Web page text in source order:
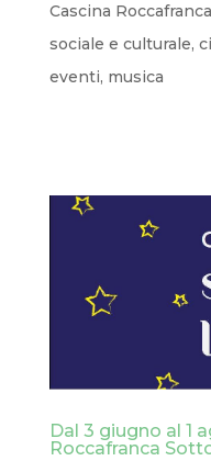
Cascina Roccafranca
sociale e culturale,
eventi, musica
Dal 3 giugno al 1
Roccafranca